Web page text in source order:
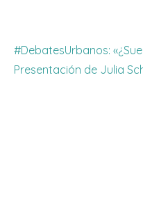
#DebatesUrbanos:
Presentación de Julia